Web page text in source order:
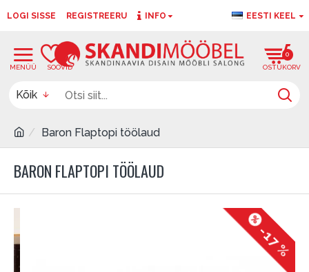
LOGI SISSE REGISTREERU INFO EESTI KEEL
0
Kõik
Baron Flaptopi töölaud
BARON FLAPTOPI TÖÖLAUD
-17 %